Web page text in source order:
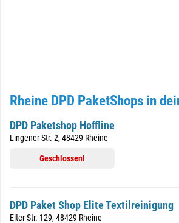
Rheine DPD PaketShops in
DPD Paketshop Hoffline
Lingener Str. 2, 48429 Rheine
Geschlossen!
DPD Paket Shop Elite Textilreinigung
Elter Str. 129, 48429 Rheine